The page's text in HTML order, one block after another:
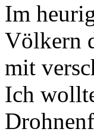
Im
Völkern
mit
Ich